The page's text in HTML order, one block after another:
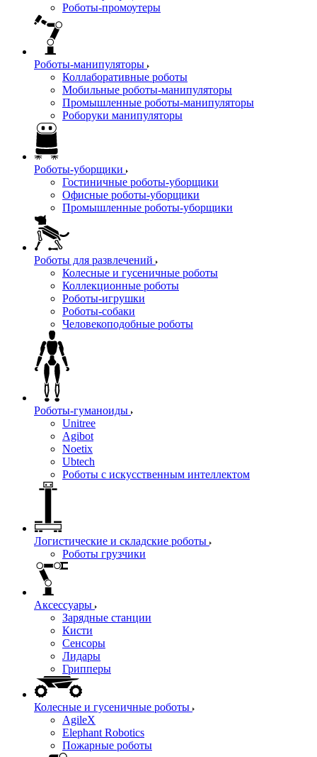
Роботы-промоутеры
Роботы-манипуляторы
Коллаборативные роботы
Мобильные роботы-манипуляторы
Промышленные роботы-манипуляторы
Роборуки манипуляторы
Роботы-уборщики
Гостиничные роботы-уборщики
Офисные роботы-уборщики
Промышленные роботы-уборщики
Роботы для развлечений
Колесные и гусеничные роботы
Коллекционные роботы
Роботы-игрушки
Роботы-собаки
Человекоподобные роботы
Роботы-гуманоиды
Unitree
Agibot
Noetix
Ubtech
Роботы с искусственным интеллектом
Логистические и складские роботы
Роботы грузчики
Аксессуары
Зарядные станции
Кисти
Сенсоры
Лидары
Грипперы
Колесные и гусеничные роботы
AgileX
Elephant Robotics
Пожарные роботы